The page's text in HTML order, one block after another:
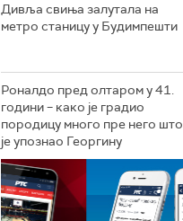
Дивља свиња залутала на
метро станицу у Будимпешти
Роналдо пред олтаром у 41.
години – како је градио
породицу много пре него што
је упознао Георгину